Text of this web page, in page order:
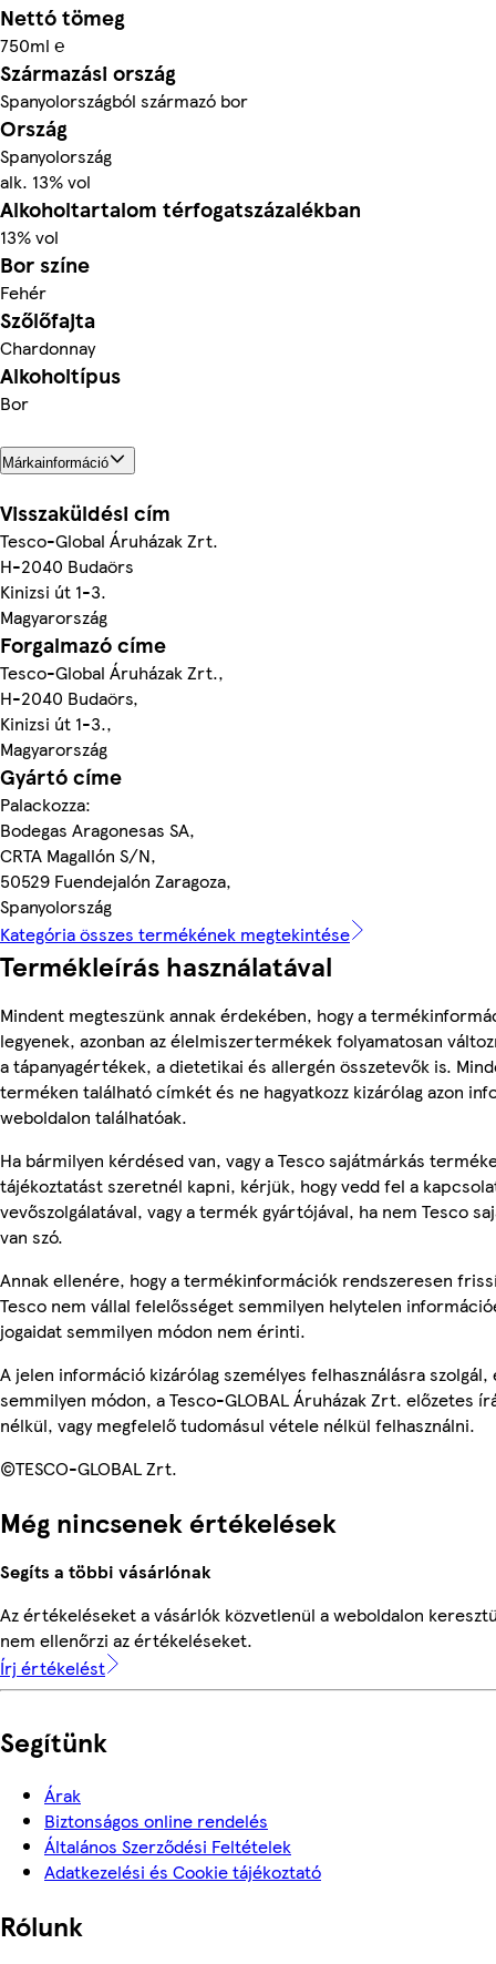
Nettó tömeg
750ml ℮
Származási ország
Spanyolországból származó bor
Ország
Spanyolország
alk. 13% vol
Alkoholtartalom térfogatszázalékban
13% vol
Bor színe
Fehér
Szőlőfajta
Chardonnay
Alkoholtípus
Bor
Márkainformáció
Visszaküldési cím
Tesco-Global Áruházak Zrt.
H-2040 Budaörs
Kinizsi út 1-3.
Magyarország
Forgalmazó címe
Tesco-Global Áruházak Zrt.,
H-2040 Budaörs,
Kinizsi út 1-3.,
Magyarország
Gyártó címe
Palackozza:
Bodegas Aragonesas SA,
CRTA Magallón S/N,
50529 Fuendejalón Zaragoza,
Spanyolország
Kategória összes termékének megtekintése
Termékleírás használatával
Mindent megteszünk annak érdekében, hogy a
legyenek, azonban az élelmiszertermékek folyamatosan
a tápanyagértékek, a dietetikai és allergén összetevők is.
terméken található címkét és ne hagyatkozz kizárólag azon
weboldalon találhatóak.
Ha bármilyen kérdésed van, vagy a Tesco sajátmárkás
tájékoztatást szeretnél kapni, kérjük, hogy vedd fel a
vevőszolgálatával, vagy a termék gyártójával, ha nem Tesco
van szó.
Annak ellenére, hogy a termékinformációk rendszeresen
Tesco nem vállal felelősséget semmilyen helytelen
jogaidat semmilyen módon nem érinti.
A jelen információ kizárólag személyes felhasználásra
semmilyen módon, a Tesco-GLOBAL Áruházak Zrt. előzetes
nélkül, vagy megfelelő tudomásul vétele nélkül felhasználni.
©TESCO-GLOBAL Zrt.
Még nincsenek értékelések
Segíts a többi vásárlónak
Az értékeléseket a vásárlók közvetlenül a weboldalon
nem ellenőrzi az értékeléseket.
Írj értékelést
Segítünk
Árak
Biztonságos online rendelés
Általános Szerződési Feltételek
Adatkezelési és Cookie tájékoztató
Rólunk